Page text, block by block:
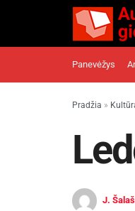
Panevėžys
Pradžia »
J.